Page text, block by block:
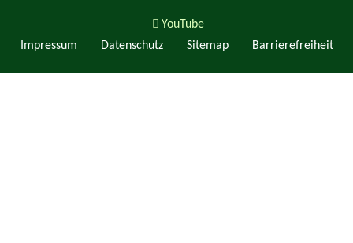
Impressum Datenschutz Sitemap Barrierefreiheit
YouTube